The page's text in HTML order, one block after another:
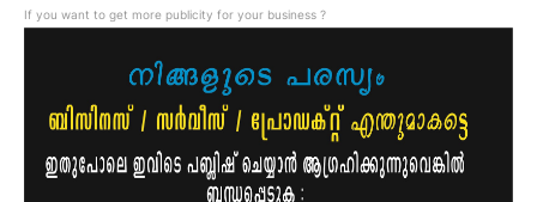
If you want to get more publicity for your business ?